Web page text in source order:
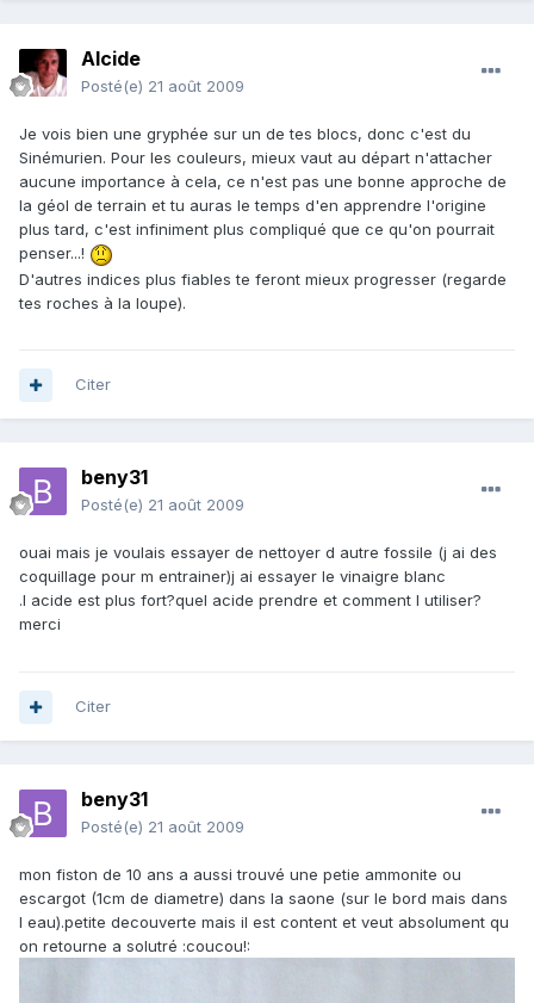
Alcide
Posté(e) 21 août 2009
Je vois bien une gryphée sur un de tes blocs, donc c'est du
Sinémurien. Pour les couleurs, mieux vaut au départ n'attacher
aucune importance à cela, ce n'est pas une bonne approche de
la géol de terrain et tu auras le temps d'en apprendre l'origine
plus tard, c'est infiniment plus compliqué que ce qu'on pourrait
penser...!
D'autres indices plus fiables te feront mieux progresser (regarde
tes roches à la loupe).
Citer
beny31
Posté(e) 21 août 2009
ouai mais je voulais essayer de nettoyer d autre fossile (j ai des
coquillage pour m entrainer)j ai essayer le vinaigre blanc
.l acide est plus fort?quel acide prendre et comment l utiliser?
merci
Citer
beny31
Posté(e) 21 août 2009
mon fiston de 10 ans a aussi trouvé une petie ammonite ou
escargot (1cm de diametre) dans la saone (sur le bord mais dans
l eau).petite decouverte mais il est content et veut absolument qu
on retourne a solutré :coucou!: